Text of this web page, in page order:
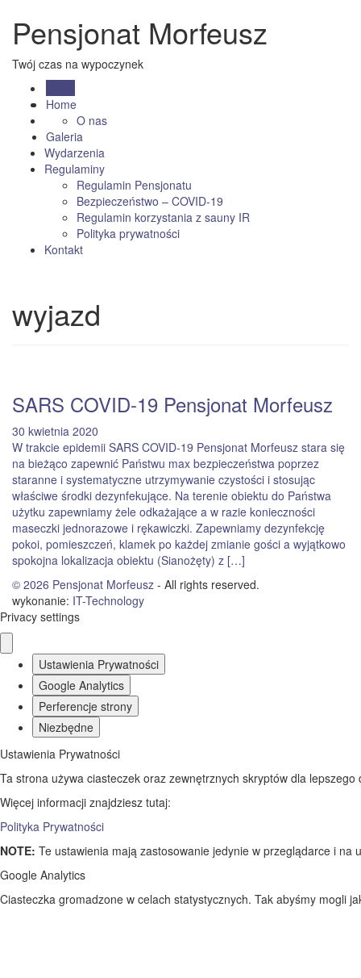
Pensjonat Morfeusz
Twój czas na wypoczynek
Home
O nas
Galeria
Wydarzenia
Regulaminy
Regulamin Pensjonatu
Bezpieczeństwo – COVID-19
Regulamin korzystania z sauny IR
Polityka prywatności
Kontakt
wyjazd
SARS COVID-19 Pensjonat Morfeusz
30 kwietnia 2020
W trakcie epidemii SARS COVID-19 Pensjonat Morfeusz stara się
na bieżąco zapewnić Państwu max bezpieczeństwa poprzez
staranne i systematyczne utrzymywanie czystości i stosując
właściwe środki dezynfekujące. Na terenie obiektu do Państwa
użytku zapewniamy żele odkażające a w razie konieczności
maseczki jednorazowe i rękawiczki. Zapewniamy dezynfekcję
pokoi, pomieszczeń, klamek po każdej zmianie gości a wyjątkowo
spokojna lokalizacja obiektu (Sianożęty) z […]
© 2026 Pensjonat Morfeusz - All rights reserved.
wykonanie: IT-Technology
Privacy settings
Ustawienia Prywatności
Google Analytics
Perferencje strony
Niezbędne
Ustawienia Prywatności
Ta strona używa ciasteczek oraz zewnętrznych skryptów dla
Więcej informacji znajdziesz tutaj:
Polityka Prywatności
NOTE: Te ustawienia mają zastosowanie jedynie w przeglądarce i na
Google Analytics
Ciasteczka gromadzone w celach statystycznych. Tak abyśmy mogli